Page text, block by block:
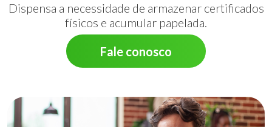
Dispensa a necessidade de armazenar certificados
físicos e acumular papelada.
Fale conosco